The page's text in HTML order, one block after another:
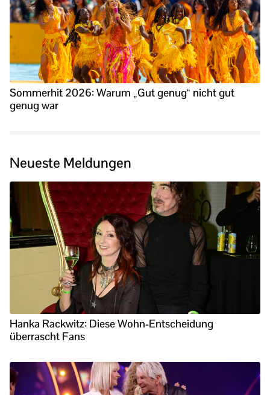
Sommerhit 2026: Warum „Gut genug“ nicht gut
genug war
Neueste Meldungen
Hanka Rackwitz: Diese Wohn-Entscheidung
überrascht Fans